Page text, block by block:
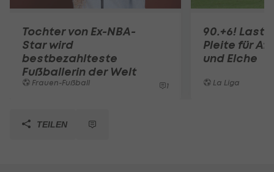
Tochter von Ex-NBA-
Star wird
bestbezahlteste
Fußballerin der Welt
Frauen-Fußball 1
90.+6!
Pleite für
und Elche
La Liga
TEILEN